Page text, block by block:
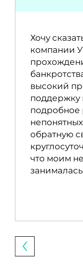
Хочу
компании
высокий
поддержку
подробное
обратную
что моим